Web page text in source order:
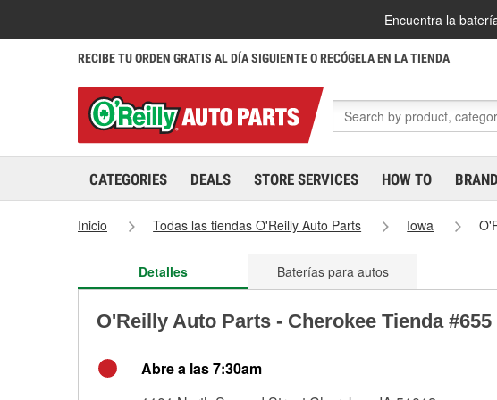
Encuentra la
RECIBE TU ORDEN GRATIS AL DÍA SIGUIENTE O RECÓGELA EN LA TIENDA
CATEGORIES DEALS STORE SERVICES HOW TO
Inicio Todas las tiendas O'Reilly Auto Parts Iowa
Detalles Baterías para autos
O'Reilly Auto Parts - Cherokee Tienda #655
Abre a las 7:30am